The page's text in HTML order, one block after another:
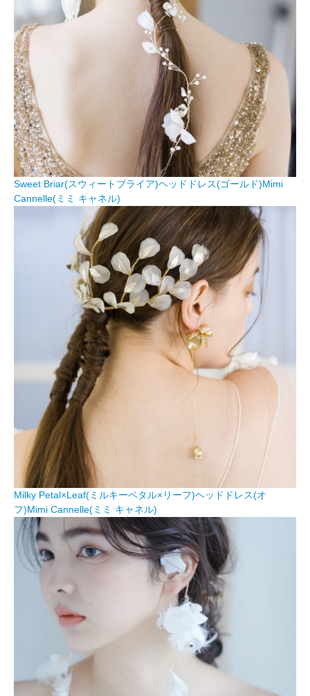
Sweet Briar(スウィートブライア)ヘッドドレス(ゴールド)Mimi
Cannelle(ミミ キャネル)
Milky Petal×Leaf(ミルキーペタル×リーフ)ヘッドドレス(オ
フ)Mimi Cannelle(ミミ キャネル)